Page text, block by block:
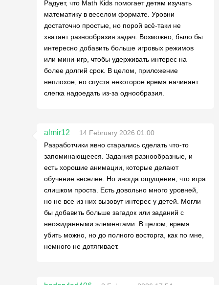
Радует, что Math Kids помогает детям изучать
математику в веселом формате. Уровни
достаточно простые, но порой всё-таки не
хватает разнообразия задач. Возможно, было бы
интересно добавить больше игровых режимов
или мини-игр, чтобы удерживать интерес на
более долгий срок. В целом, приложение
неплохое, но спустя некоторое время начинает
слегка надоедать из-за однообразия.
almir12
14 February 2026 01:00
Разработчики явно старались сделать что-то
запоминающееся. Задания разнообразные, и
есть хорошие анимации, которые делают
обучение веселее. Но иногда ощущение, что игра
слишком проста. Есть довольно много уровней,
но не все из них вызовут интерес у детей. Могли
бы добавить больше загадок или заданий с
неожиданными элементами. В целом, время
убить можно, но до полного восторга, как по мне,
немного не дотягивает.